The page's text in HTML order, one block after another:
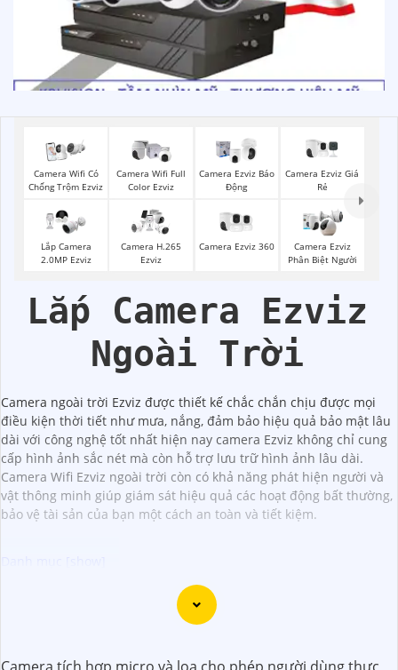
Camera Wifi Có
Chống Trộm Ezviz
Camera Wifi Full
Color Ezviz
Camera Ezviz Báo
Động
Camera Ezviz Giá
Rẻ
Lắp Camera
2.0MP Ezviz
Camera H.265
Ezviz
Camera Ezviz 360
Camera Ezviz
Phân Biệt Người
Lắp Camera Ezviz
Ngoài Trời
Camera ngoài trời Ezviz được thiết kế chắc chắn chịu được mọi
điều kiện thời tiết như mưa, nắng, đảm bảo hiệu quả bảo mật lâu
dài với công nghệ tốt nhất hiện nay camera Ezviz không chỉ cung
cấp hình ảnh sắc nét mà còn hỗ trợ lưu trữ hình ảnh lâu dài.
Camera Wifi Ezviz ngoài trời còn có khả năng phát hiện người và
vật thông minh giúp giám sát hiệu quả các hoạt động bất thường,
bảo vệ tài sản của bạn một cách an toàn và tiết kiệm.
"Bạn đang tìm kiếm một giải pháp an ninh hiệu quả và tiết
kiệm? Hãy khám phá Camera Wifi Ezviz - dòng sản phẩm